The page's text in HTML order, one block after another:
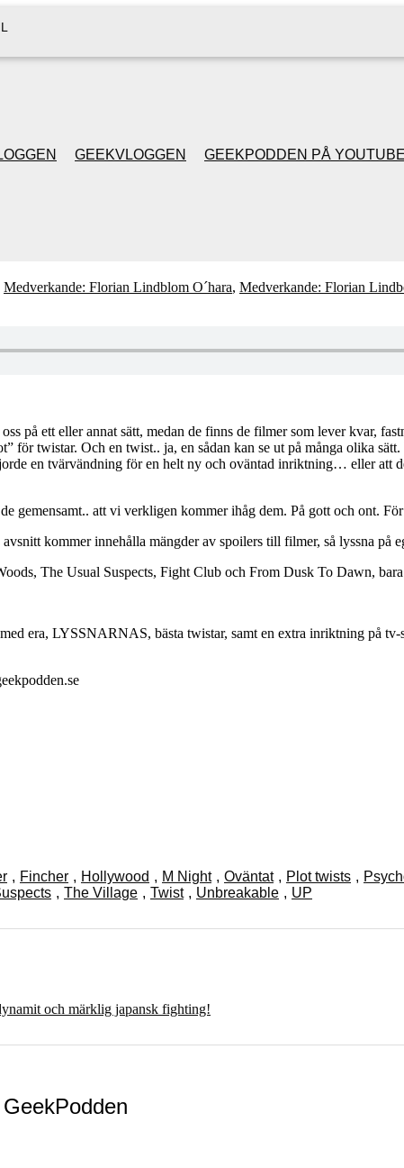
GEEKVLOGGEN GEEKPODDEN PÅ YOUTUBE
& FILIPH
Medverkande: Florian Lindblom O´hara, Medverkande: Florian
på ett eller annat sätt, medan de finns de filmer som lever kvar,
för twistar. Och en twist.. ja, en sådan kan se ut på många olika
en tvärvändning för en helt ny och oväntad inriktning… eller att
gemensamt.. att vi verkligen kommer ihåg dem. På gott och ont.
kommer innehålla mängder av spoilers till filmer, så lyssna på
The Usual Suspects, Fight Club och From Dusk To Dawn,
era, LYSSNARNAS, bästa twistar, samt en extra inriktning på
, Fincher , Hollywood , M Night , Oväntat , Plot twists ,
, The Village , Twist , Unbreakable , UP
och märklig japansk fighting!